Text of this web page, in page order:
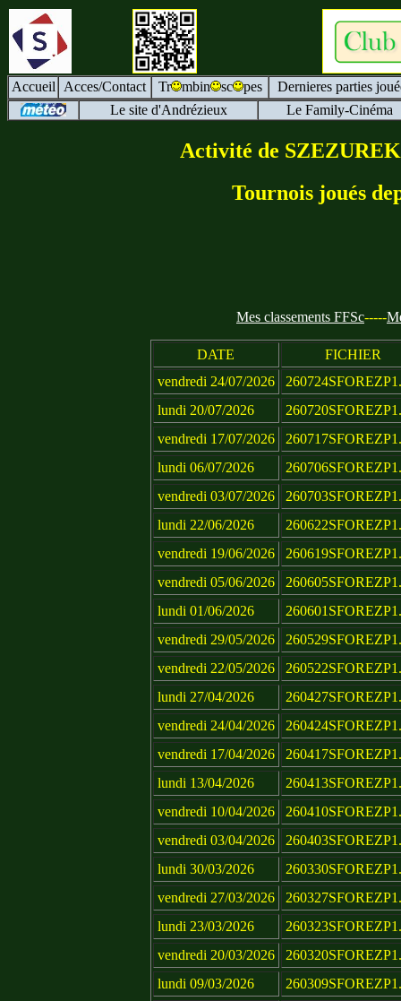
Accueil Acces/Contact Tr mbin sc pes
Dernieres parties
Le site d'Andrézieux
Le Family-Cinéma
Activité de
Tournois joués
Mes classements FFSc-----
DATE
FICHIER
vendredi 24/07/2026
lundi 20/07/2026
vendredi 17/07/2026
lundi 06/07/2026
vendredi 03/07/2026
lundi 22/06/2026
vendredi 19/06/2026
vendredi 05/06/2026
lundi 01/06/2026
vendredi 29/05/2026
vendredi 22/05/2026
lundi 27/04/2026
vendredi 24/04/2026
vendredi 17/04/2026
lundi 13/04/2026
vendredi 10/04/2026
vendredi 03/04/2026
lundi 30/03/2026
vendredi 27/03/2026
lundi 23/03/2026
vendredi 20/03/2026
lundi 09/03/2026